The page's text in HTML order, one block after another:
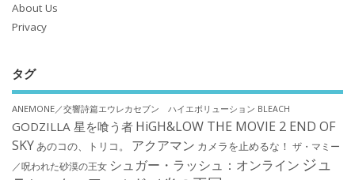
About Us
Privacy
タグ
ANEMONE／交響詩篇エウレカセブン ハイエボリューション BLEACH
GODZILLA 星を喰う者 HiGH&LOW THE MOVIE 2 END OF
SKYあのコの、トリコ。 アクアマン カメラを止めるな！ ザ・マミー
／呪われた砂漠の王女 シュガー・ラッシュ：オンライン ジュ